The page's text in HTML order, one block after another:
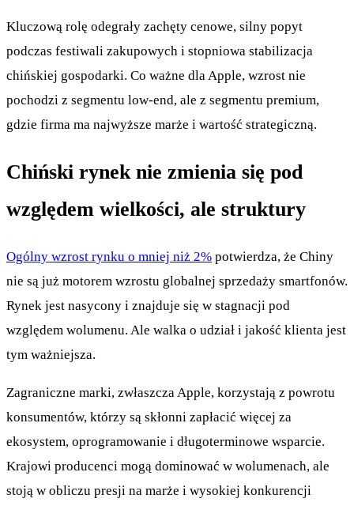
Kluczową rolę odegrały zachęty cenowe, silny popyt
podczas festiwali zakupowych i stopniowa stabilizacja
chińskiej gospodarki. Co ważne dla Apple, wzrost nie
pochodzi z segmentu low-end, ale z segmentu premium,
gdzie firma ma najwyższe marże i wartość strategiczną.
Chiński rynek nie zmienia się pod
względem wielkości, ale struktury
Ogólny wzrost rynku o mniej niż 2% potwierdza, że Chiny
nie są już motorem wzrostu globalnej sprzedaży smartfonów.
Rynek jest nasycony i znajduje się w stagnacji pod
względem wolumenu. Ale walka o udział i jakość klienta jest
tym ważniejsza.
Zagraniczne marki, zwłaszcza Apple, korzystają z powrotu
konsumentów, którzy są skłonni zapłacić więcej za
ekosystem, oprogramowanie i długoterminowe wsparcie.
Krajowi producenci mogą dominować w wolumenach, ale
stoją w obliczu presji na marże i wysokiej konkurencji